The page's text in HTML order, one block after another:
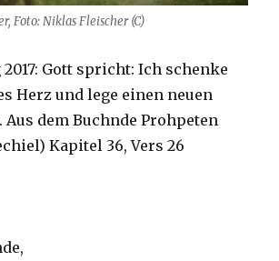
Foto: Niklas Fleischer (C)
Gott spricht: Ich schenke
Herz und lege einen neuen
Aus dem Buchnde Prohpeten
Kapitel 36, Vers 26